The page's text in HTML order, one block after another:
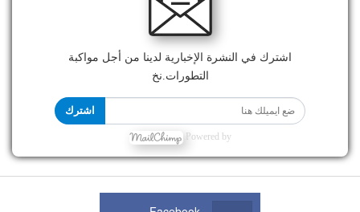
اشترك في النشرة الإخبارية لدينا من أجل مواكبة
التطورات.نخ
اشترك
Powered by